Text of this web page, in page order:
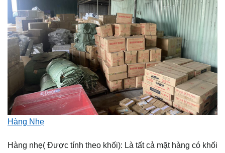
Hàng Nhẹ
Hàng nhẹ( Được tính theo khối): Là tất cả mặt hàng có khối